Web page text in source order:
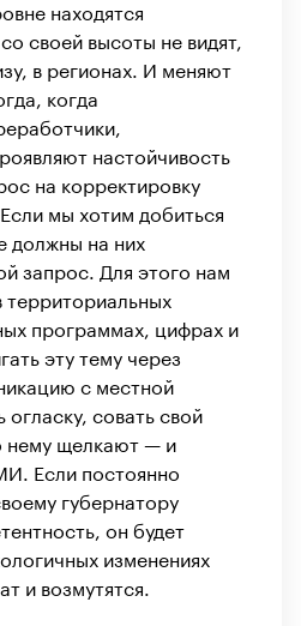
находятся
своей высоты не видят,
в регионах. И меняют
когда
настойчивость
на корректировку
мы хотим добиться
должны на них
запрос. Для этого нам
территориальных
программах, цифрах и
эту тему через
с местной
совать свой
нему щелкают — и
Если постоянно
губернатору
он будет
изменениях
и возмутятся.